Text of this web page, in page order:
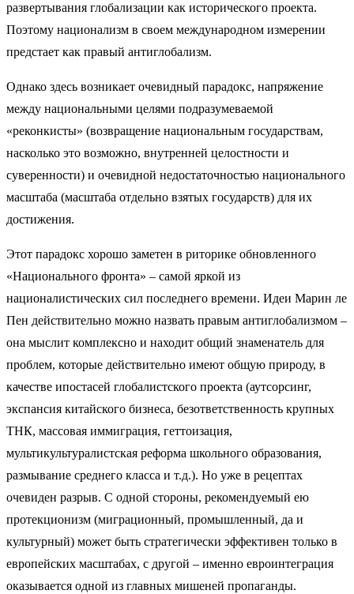
развертывания глобализации как исторического проекта.
Поэтому национализм в своем международном измерении
предстает как правый антиглобализм.
Однако здесь возникает очевидный парадокс, напряжение
между национальными целями подразумеваемой
«реконкисты» (возвращение национальным государствам,
насколько это возможно, внутренней целостности и
суверенности) и очевидной недостаточностью национального
масштаба (масштаба отдельно взятых государств) для их
достижения.
Этот парадокс хорошо заметен в риторике обновленного
«Национального фронта» – самой яркой из
националистических сил последнего времени. Идеи Марин ле
Пен действительно можно назвать правым антиглобализмом –
она мыслит комплексно и находит общий знаменатель для
проблем, которые действительно имеют общую природу, в
качестве ипостасей глобалистского проекта (аутсорсинг,
экспансия китайского бизнеса, безответственность крупных
ТНК, массовая иммиграция, геттоизация,
мультикультуралистская реформа школьного образования,
размывание среднего класса и т.д.). Но уже в рецептах
очевиден разрыв. С одной стороны, рекомендуемый ею
протекционизм (миграционный, промышленный, да и
культурный) может быть стратегически эффективен только в
европейских масштабах, с другой – именно евроинтеграция
оказывается одной из главных мишеней пропаганды.